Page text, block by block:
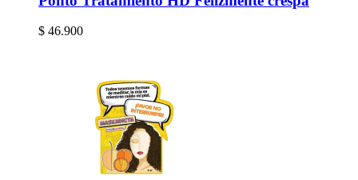
$ 46.900